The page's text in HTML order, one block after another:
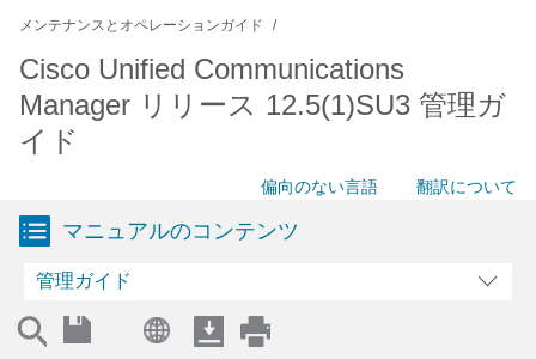
メンテナンスとオペレーションガイド
Cisco Unified Communications
Manager リリース 12.5(1)SU3 管理ガ
イド
偏向のない言語 翻訳について
マニュアルのコンテンツ
管理ガイド